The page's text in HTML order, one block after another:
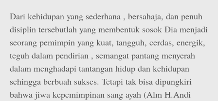
Dari kehidupan yang sederhana , bersahaja, dan penuh
disiplin tersebutlah yang membentuk sosok Dia menjadi
seorang pemimpin yang kuat, tangguh, cerdas, energik,
teguh dalam pendirian , semangat pantang menyerah
dalam menghadapi tantangan hidup dan kehidupan
sehingga berbuah sukses. Tetapi tak bisa dipungkiri
bahwa jiwa kepemimpinan sang ayah (Alm H.Andi